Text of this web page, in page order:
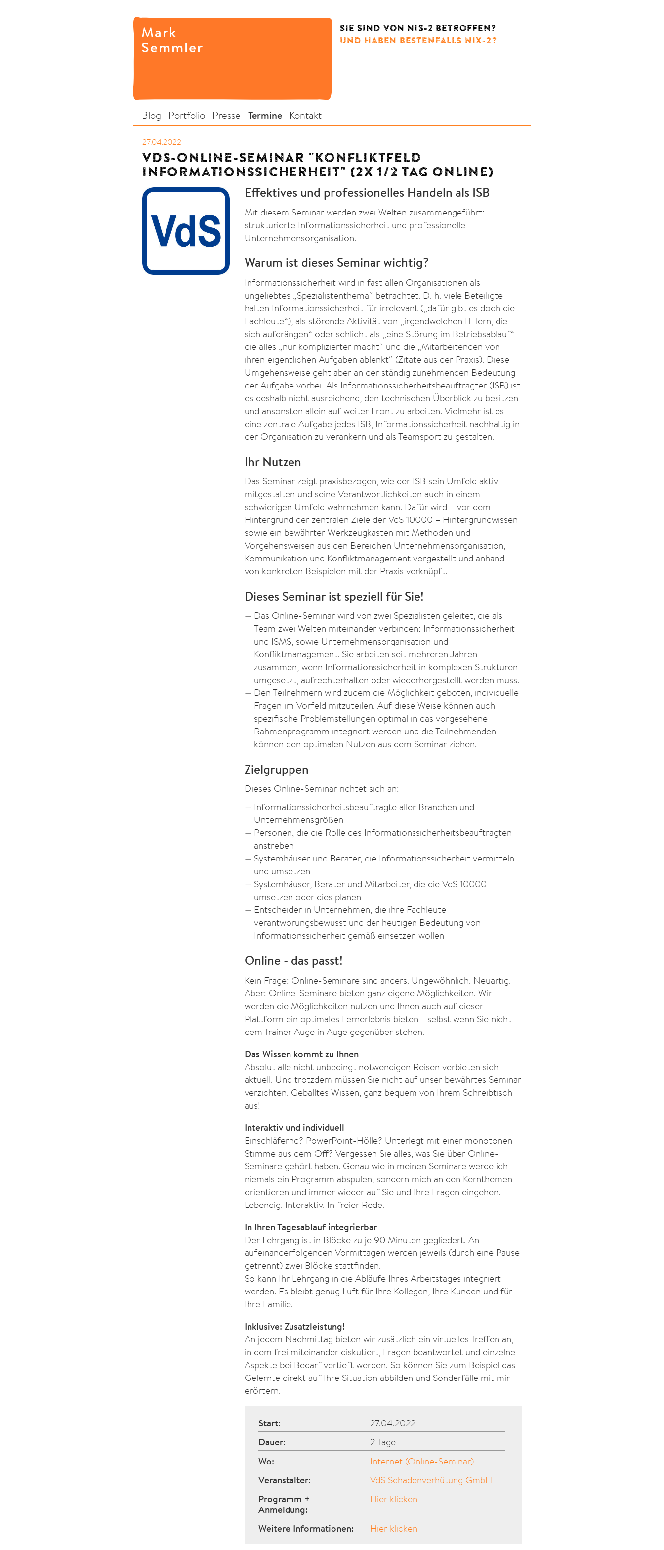
Mark
Semmler
SIE SIND VON NIS-2 BETROFFEN?
UND HABEN BESTENFALLS NIX-2?
Blog Portfolio Presse Termine Kontakt
27.04.2022
VDS-ONLINE-SEMINAR "KONFLIKTFELD
INFORMATIONSSICHERHEIT" (2X 1/2 TAG ONLINE)
Effektives und professionelles Handeln als ISB
Mit diesem Seminar werden zwei Welten zusammengeführt:
strukturierte Informationssicherheit und professionelle
Unternehmensorganisation.
Warum ist dieses Seminar wichtig?
Informationssicherheit wird in fast allen Organisationen als
ungeliebtes „Spezialistenthema“ betrachtet. D. h. viele Beteiligte
halten Informationssicherheit für irrelevant („dafür gibt es doch die
Fachleute“), als störende Aktivität von „irgendwelchen IT-lern, die
sich aufdrängen“ oder schlicht als „eine Störung im Betriebsablauf“
die alles „nur komplizierter macht“ und die „Mitarbeitenden von
ihren eigentlichen Aufgaben ablenkt“ (Zitate aus der Praxis). Diese
Umgehensweise geht aber an der ständig zunehmenden Bedeutung
der Aufgabe vorbei. Als Informationssicherheitsbeauftragter (ISB) ist
es deshalb nicht ausreichend, den technischen Überblick zu besitzen
und ansonsten allein auf weiter Front zu arbeiten. Vielmehr ist es
eine zentrale Aufgabe jedes ISB, Informationssicherheit nachhaltig in
der Organisation zu verankern und als Teamsport zu gestalten.
Ihr Nutzen
Das Seminar zeigt praxisbezogen, wie der ISB sein Umfeld aktiv
mitgestalten und seine Verantwortlichkeiten auch in einem
schwierigen Umfeld wahrnehmen kann. Dafür wird – vor dem
Hintergrund der zentralen Ziele der VdS 10000 – Hintergrundwissen
sowie ein bewährter Werkzeugkasten mit Methoden und
Vorgehensweisen aus den Bereichen Unternehmensorganisation,
Kommunikation und Konfliktmanagement vorgestellt und anhand
von konkreten Beispielen mit der Praxis verknüpft.
Dieses Seminar ist speziell für Sie!
Das Online-Seminar wird von zwei Spezialisten geleitet, die als
Team zwei Welten miteinander verbinden: Informationssicherheit
und ISMS, sowie Unternehmensorganisation und
Konfliktmanagement. Sie arbeiten seit mehreren Jahren
zusammen, wenn Informationssicherheit in komplexen Strukturen
umgesetzt, aufrechterhalten oder wiederhergestellt werden muss.
Den Teilnehmern wird zudem die Möglichkeit geboten, individuelle
Fragen im Vorfeld mitzuteilen. Auf diese Weise können auch
spezifische Problemstellungen optimal in das vorgesehene
Rahmenprogramm integriert werden und die Teilnehmenden
können den optimalen Nutzen aus dem Seminar ziehen.
Zielgruppen
Dieses Online-Seminar richtet sich an:
Informationssicherheitsbeauftragte aller Branchen und
Unternehmensgrößen
Personen, die die Rolle des Informationssicherheitsbeauftragten
anstreben
Systemhäuser und Berater, die Informationssicherheit vermitteln
und umsetzen
Systemhäuser, Berater und Mitarbeiter, die die VdS 10000
umsetzen oder dies planen
Entscheider in Unternehmen, die ihre Fachleute
verantworungsbewusst und der heutigen Bedeutung von
Informationssicherheit gemäß einsetzen wollen
Online - das passt!
Kein Frage: Online-Seminare sind anders. Ungewöhnlich. Neuartig.
Aber: Online-Seminare bieten ganz eigene Möglichkeiten. Wir
werden die Möglichkeiten nutzen und Ihnen auch auf dieser
Plattform ein optimales Lernerlebnis bieten - selbst wenn Sie nicht
dem Trainer Auge in Auge gegenüber stehen.
Das Wissen kommt zu Ihnen
Absolut alle nicht unbedingt notwendigen Reisen verbieten sich
aktuell. Und trotzdem müssen Sie nicht auf unser bewährtes Seminar
verzichten. Geballtes Wissen, ganz bequem von Ihrem Schreibtisch
aus!
Interaktiv und individuell
Einschläfernd? PowerPoint-Hölle? Unterlegt mit einer monotonen
Stimme aus dem Off? Vergessen Sie alles, was Sie über Online-
Seminare gehört haben. Genau wie in meinen Seminare werde ich
niemals ein Programm abspulen, sondern mich an den Kernthemen
orientieren und immer wieder auf Sie und Ihre Fragen eingehen.
Lebendig. Interaktiv. In freier Rede.
In Ihren Tagesablauf integrierbar
Der Lehrgang ist in Blöcke zu je 90 Minuten gegliedert. An
aufeinanderfolgenden Vormittagen werden jeweils (durch eine Pause
getrennt) zwei Blöcke stattfinden.
So kann Ihr Lehrgang in die Abläufe Ihres Arbeitstages integriert
werden. Es bleibt genug Luft für Ihre Kollegen, Ihre Kunden und für
Ihre Familie.
Inklusive: Zusatzleistung!
An jedem Nachmittag bieten wir zusätzlich ein virtuelles Treffen an,
in dem frei miteinander diskutiert, Fragen beantwortet und einzelne
Aspekte bei Bedarf vertieft werden. So können Sie zum Beispiel das
Gelernte direkt auf Ihre Situation abbilden und Sonderfälle mit mir
erörtern.
Start: 27.04.2022
Dauer: 2 Tage
Wo: Internet (Online-Seminar)
Veranstalter: VdS Schadenverhütung GmbH
Programm +
Anmeldung:
Hier klicken
Weitere Informationen: Hier klicken